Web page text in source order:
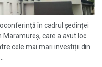
în cadrul ședinței
Maramureș, care a avut loc
cele mai mari investiții din